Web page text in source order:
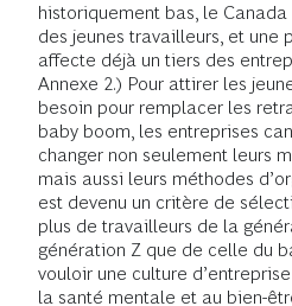
historiquement bas, le
des jeunes travailleurs, et une
affecte déjà un tiers des
Annexe 2.) Pour attirer les
besoin pour remplacer les
baby boom, les entreprises
changer non seulement leurs
mais aussi leurs méthodes
est devenu un critère de
plus de travailleurs de la
génération Z que de celle du
vouloir une culture
la santé mentale et au bien-